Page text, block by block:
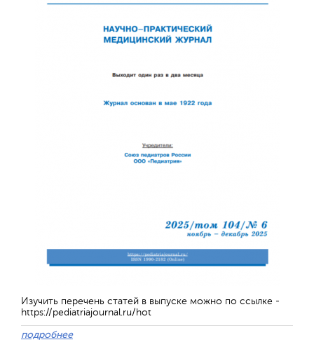
Изучить перечень статей в выпуске можно по ссылке -
https://pediatriajournal.ru/hot
подробнее